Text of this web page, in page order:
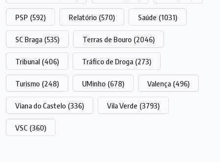
PSP (592) Relatório (570) Saúde (1031)
SC Braga (535) Terras de Bouro (2046)
Tribunal (406) Tráfico de Droga (273)
Turismo (248) UMinho (678) Valença (496)
Viana do Castelo (336) Vila Verde (3793)
VSC (360)